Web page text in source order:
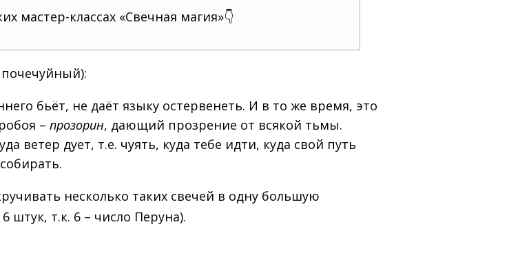
мастер-классах «Свечная магия»👇
бьёт, не даёт языку остервенеть. И в то же время, это
– прозорин, дающий прозрение от всякой тьмы.
ветер дует, т.е. чуять, куда тебе идти, куда свой путь
несколько таких свечей в одну большую
штук, т.к. 6 – число Перуна).